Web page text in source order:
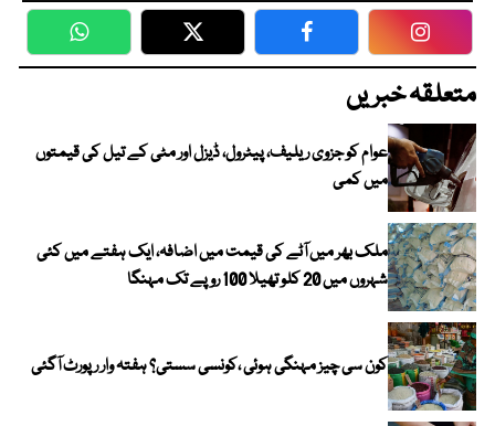
WhatsApp Twitter Facebook
متعلقہ خبریں
عوام کو جزوی ریلیف، پیٹرول، ڈیزل اور مٹی کے تیل کی قیمتوں
میں کمی
ملک بھر میں آٹے کی قیمت میں اضافہ، ایک ہفتے میں کئی
شہروں میں 20 کلو تھیلا 100 روپے تک مہنگا
کون سی چیز مہنگی ہوئی ،کونسی سستی؟ ہفتہ وار رپورٹ آگئی